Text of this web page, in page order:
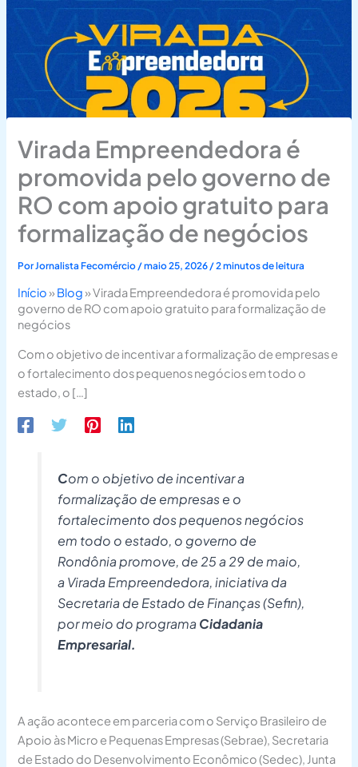
Virada Empreendedora é
promovida pelo governo de
RO com apoio gratuito para
formalização de negócios
PorJornalista Fecomércio /maio 25, 2026 /2 minutos de leitura
Início» Blog»Virada Empreendedora é promovida pelo
governo de RO com apoio gratuito para formalização de
negócios
Com o objetivo de incentivar a formalização de empresas e
o fortalecimento dos pequenos negócios em todo o
estado, o […]
Com o objetivo de incentivar a
formalização de empresas e o
fortalecimento dos pequenos negócios
em todo o estado, o governo de
Rondônia promove, de 25 a 29 de maio,
a Virada Empreendedora, iniciativa da
Secretaria de Estado de Finanças (Sefin),
por meio do programaCidadania
Empresarial.
A ação acontece em parceria com o Serviço Brasileiro de
Apoio às Micro e Pequenas Empresas (Sebrae), Secretaria
de Estado do Desenvolvimento Econômico (Sedec), Junta